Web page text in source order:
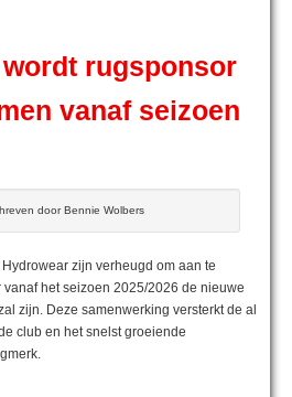
rugsponsor
vanaf seizoen
door Bennie Wolbers
zijn verheugd om aan te
het seizoen 2025/2026 de nieuwe
zijn. Deze samenwerking versterkt de al
club en het snelst groeiende